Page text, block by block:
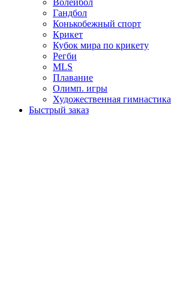
Гандбол
Конькобежный спорт
Крикет
Кубок мира по крикету
Регби
MLS
Плавание
Олимп. игры
Художественная гимнастика
Быстрый заказ